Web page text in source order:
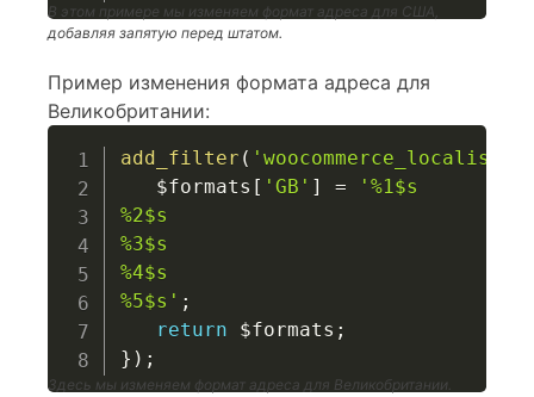
В этом примере мы изменяем формат адреса для США,
добавляя запятую перед штатом.
Пример изменения формата адреса для
Великобритании:
add_filter (
$formats [ 'GB' ] =
'%1$s
%2$s
%3$s
%4$s
%5$s' ;
return
$formats ;
} ) ;
Здесь мы изменяем формат адреса для Великобритании.